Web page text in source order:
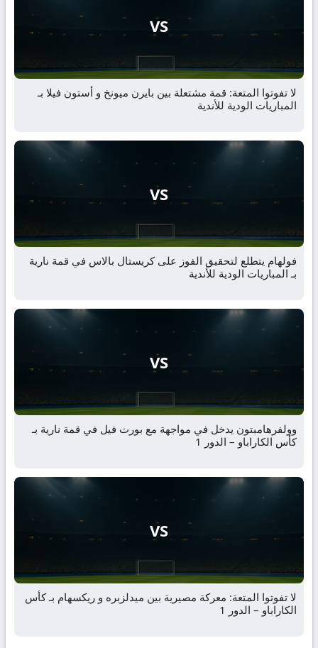
VS
لا تفوتوا المتعة: قمة مشتعلة بين بايرن ميونخ و أستون فيلا بـ
المباريات الودية للأندية
VS
فولهام يتطلع لتحقيق الفوز على كريستال بالاس في قمة نارية
بـ المباريات الودية للأندية
VS
وولفرهامبتون يدخل في مواجهة مع بورت فيل في قمة نارية بـ
كأس الكاراباو – الدور 1
VS
لا تفوتوا المتعة: معركة مصيرية بين ميدلزبره و ريكسهام بـ كأس
الكاراباو – الدور 1